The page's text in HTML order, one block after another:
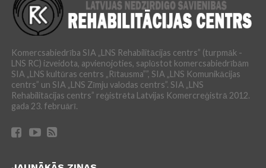
Komercsabiedrība SIA „LNS Rehabilitācijas centrs” (turpmāk -
LNS RC) izveidota, apvienojoties, saplūstot komercsabiedrībām
SIA „LNS kultūras centrs „Rītausma””, SIA „LNS Komunikācijas
centrs” un SIA „LNS Zīmju valodas centrs”. SIA „LNS
Rehabilitācijas centrs” reģistrēta Latvijas Komercreģistrā 2012.
gada 23. februārī.